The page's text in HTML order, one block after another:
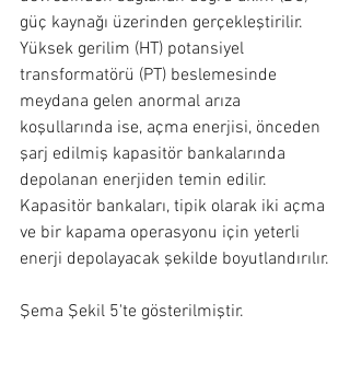
güç kaynağı üzerinden gerçekleştirilir.
Yüksek gerilim (HT) potansiyel
transformatörü (PT) beslemesinde
meydana gelen anormal arıza
koşullarında ise, açma enerjisi, önceden
şarj edilmiş kapasitör bankalarında
depolanan enerjiden temin edilir.
Kapasitör bankaları, tipik olarak iki açma
ve bir kapama operasyonu için yeterli
enerji depolayacak şekilde boyutlandırılır.
Şema Şekil 5'te gösterilmiştir.